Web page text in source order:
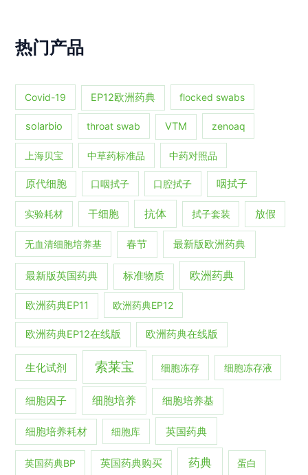
热门产品
Covid-19 EP12欧洲药典 flocked swabs
solarbio throat swab VTM zenoaq
上海贝宝 中草药标准品 中药对照品
原代细胞 口咽拭子 口腔拭子 咽拭子
实验耗材 干细胞 抗体 拭子套装 放假
无血清细胞培养基 春节 最新版欧洲药典
最新版英国药典 标准物质 欧洲药典
欧洲药典EP11 欧洲药典EP12
欧洲药典EP12在线版 欧洲药典在线版
生化试剂 索莱宝 细胞冻存 细胞冻存液
细胞因子 细胞培养 细胞培养基
细胞培养耗材 细胞库 英国药典
英国药典BP 英国药典购买 药典 蛋白